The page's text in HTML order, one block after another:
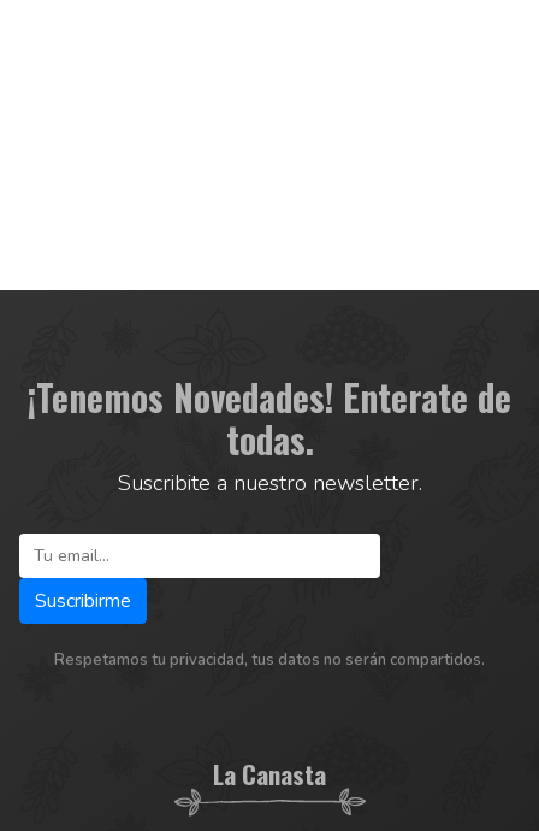
¡Tenemos Novedades! Enterate de
todas.
Suscribite a nuestro newsletter.
Respetamos tu privacidad, tus datos no serán compartidos.
La Canasta